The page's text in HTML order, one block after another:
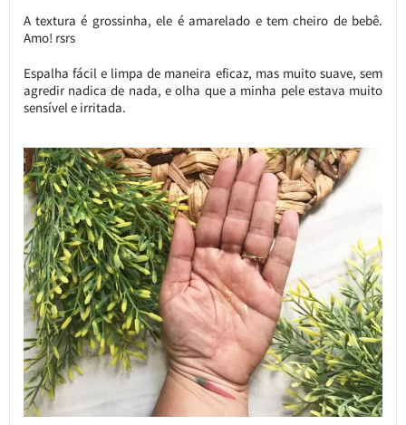
A textura é grossinha, ele é amarelado e tem cheiro de bebê.
Amo! rsrs
Espalha fácil e limpa de maneira eficaz, mas muito suave, sem
agredir nadica de nada, e olha que a minha pele estava muito
sensível e irritada.